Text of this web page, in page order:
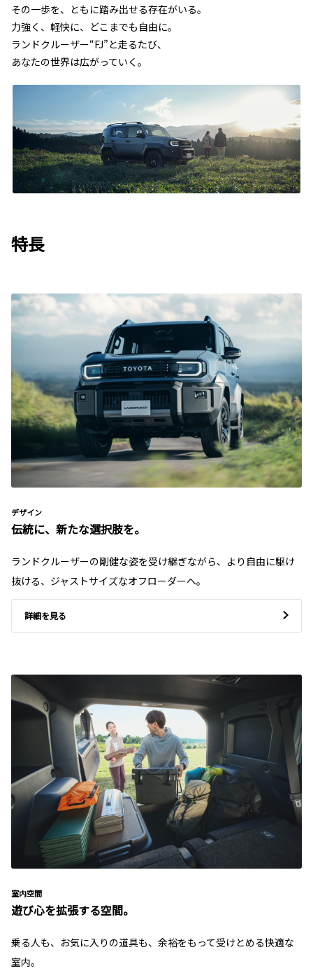
その一歩を、ともに踏み出せる存在がいる。
力強く、軽快に、どこまでも自由に。
ランドクルーザー“FJ”と走るたび、
あなたの世界は広がっていく。
特長
デザイン
伝統に、新たな選択肢を。
ランドクルーザーの剛健な姿を受け継ぎながら、より自由に駆け
抜ける、ジャストサイズなオフローダーへ。
詳細を見る
室内空間
遊び心を拡張する空間。
乗る人も、お気に入りの道具も、余裕をもって受けとめる快適な
室内。